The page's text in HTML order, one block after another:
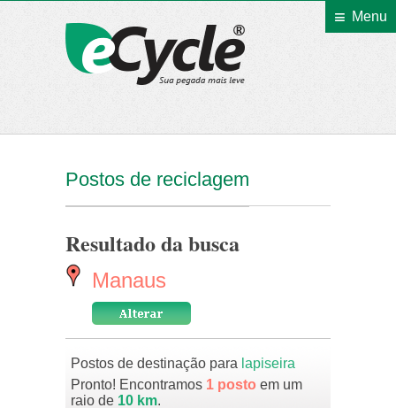
Menu
Postos de reciclagem
Resultado da busca
Manaus
Postos de destinação para lapiseira
Pronto! Encontramos 1 posto em um
raio de 10 km.